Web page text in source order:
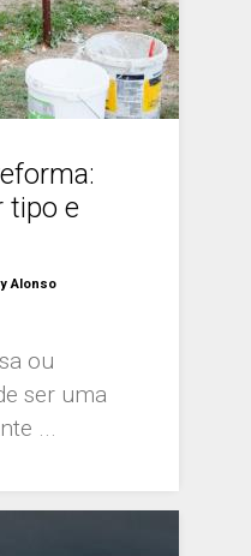
tipo e
Alonso
ou
ser uma
...